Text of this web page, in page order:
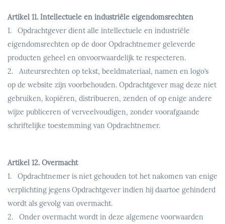
Artikel 11. Intellectuele en industriële eigendomsrechten
1. Opdrachtgever dient alle intellectuele en industriële
eigendomsrechten op de door Opdrachtnemer geleverde
producten geheel en onvoorwaardelijk te respecteren.
2. Auteursrechten op tekst, beeldmateriaal, namen en logo’s
op de website zijn voorbehouden. Opdrachtgever mag deze niet
gebruiken, kopiëren, distribueren, zenden of op enige andere
wijze publiceren of verveelvoudigen, zonder voorafgaande
schriftelijke toestemming van Opdrachtnemer.
Artikel 12. Overmacht
1. Opdrachtnemer is niet gehouden tot het nakomen van enige
verplichting jegens Opdrachtgever indien hij daartoe gehinderd
wordt als gevolg van overmacht.
2. Onder overmacht wordt in deze algemene voorwaarden